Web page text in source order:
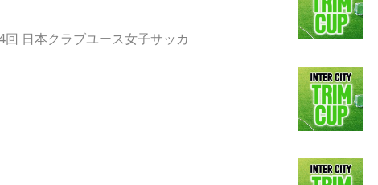
日本クラブユース女子サッカ